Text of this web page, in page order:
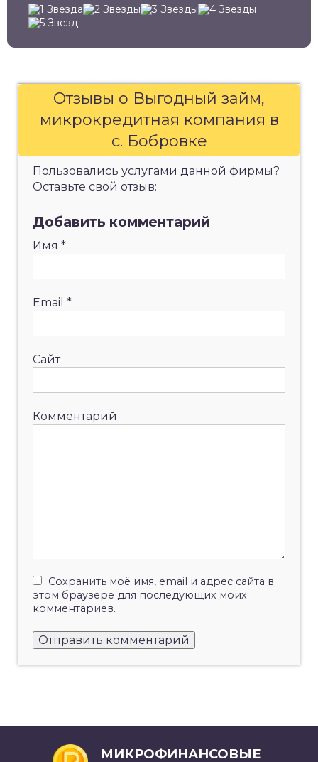
Отзывы о Выгодный займ,
микрокредитная компания в
с. Бобровке
Пользовались услугами данной фирмы?
Оставьте свой отзыв:
Добавить комментарий
Имя *
Email *
Сайт
Комментарий
Сохранить моё имя, email и адрес сайта в
этом браузере для последующих моих
комментариев.
МИКРОФИНАНСОВЫЕ